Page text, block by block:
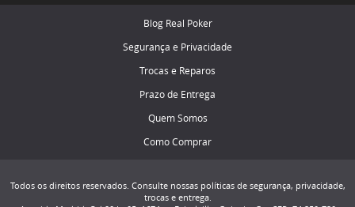
Blog Real Poker
Segurança e Privacidade
Trocas e Reparos
Prazo de Entrega
Quem Somos
Como Comprar
Todos os direitos reservados. Consulte nossas políticas de segurança, privacidade,
trocas e entrega.